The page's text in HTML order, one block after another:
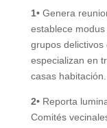
1• Genera
establece
grupos delictivos
especializan en
casas habitación.
2• Reporta
Comités